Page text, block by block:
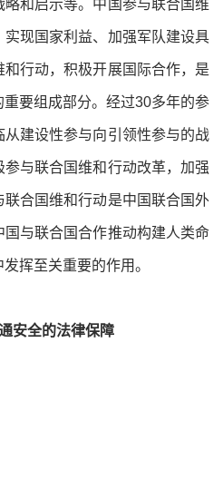
和启示等。中国参与联合国维
现国家利益、加强军队建设具
行动，积极开展国际合作，是
要组成部分。经过30多年的参
建设性参与向引领性参与的战
与联合国维和行动改革，加强
合国维和行动是中国联合国外
与联合国合作推动构建人类命
挥至关重要的作用。
安全的法律保障